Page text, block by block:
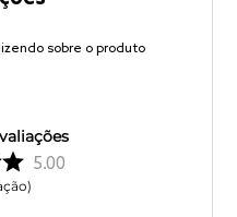
sobre o produto
5.00